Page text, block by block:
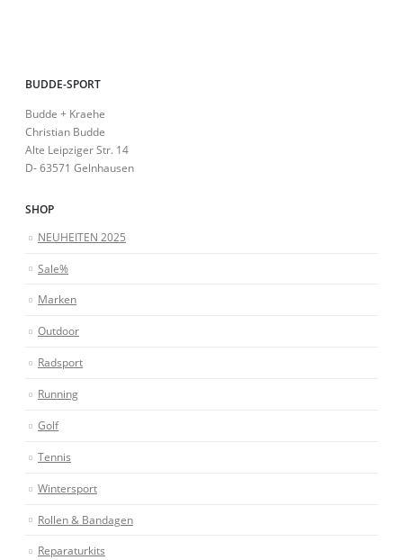
BUDDE-SPORT
Budde + Kraehe
Christian Budde
Alte Leipziger Str. 14
D- 63571 Gelnhausen
SHOP
NEUHEITEN 2025
Sale%
Marken
Outdoor
Radsport
Running
Golf
Tennis
Wintersport
Rollen & Bandagen
Reparaturkits